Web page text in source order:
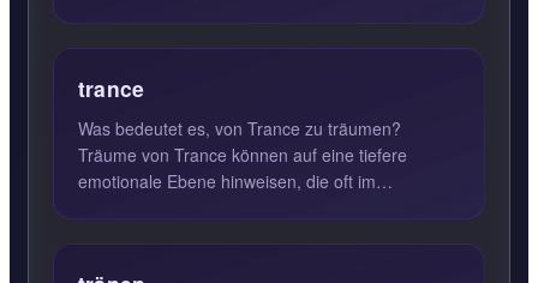
trance
Was bedeutet es, von Trance zu träumen?
Träume von Trance können auf eine tiefere
emotionale Ebene hinweisen, die oft im